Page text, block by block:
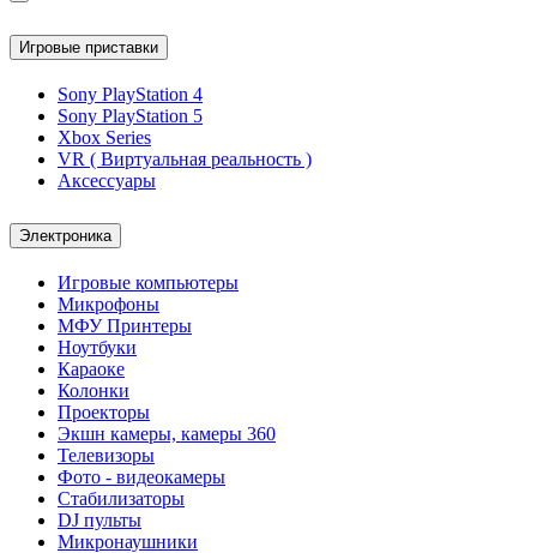
Игровые приставки
Sony PlayStation 4
Sony PlayStation 5
Xbox Series
VR ( Виртуальная реальность )
Аксессуары
Электроника
Игровые компьютеры
Микрофоны
МФУ Принтеры
Ноутбуки
Караоке
Колонки
Проекторы
Экшн камеры, камеры 360
Телевизоры
Фото - видеокамеры
Стабилизаторы
DJ пульты
Микронаушники